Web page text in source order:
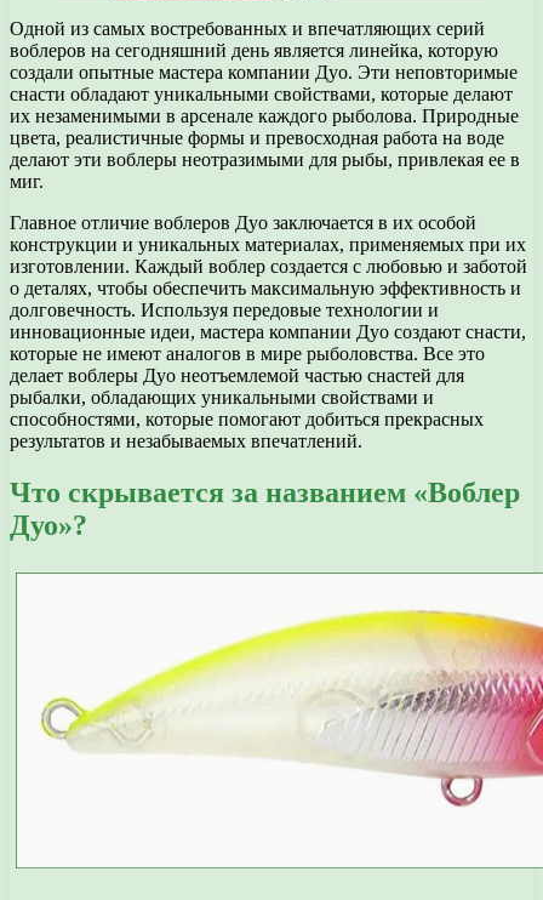
Одной из самых востребованных и впечатляющих серий
воблеров на сегодняшний день является линейка, которую
создали опытные мастера компании Дуо. Эти неповторимые
снасти обладают уникальными свойствами, которые делают
их незаменимыми в арсенале каждого рыболова. Природные
цвета, реалистичные формы и превосходная работа на воде
делают эти воблеры неотразимыми для рыбы, привлекая ее в
миг.
Главное отличие воблеров Дуо заключается в их особой
конструкции и уникальных материалах, применяемых при их
изготовлении. Каждый воблер создается с любовью и заботой
о деталях, чтобы обеспечить максимальную эффективность и
долговечность. Используя передовые технологии и
инновационные идеи, мастера компании Дуо создают снасти,
которые не имеют аналогов в мире рыболовства. Все это
делает воблеры Дуо неотъемлемой частью снастей для
рыбалки, обладающих уникальными свойствами и
способностями, которые помогают добиться прекрасных
результатов и незабываемых впечатлений.
Что скрывается за названием «Воблер
Дуо»?